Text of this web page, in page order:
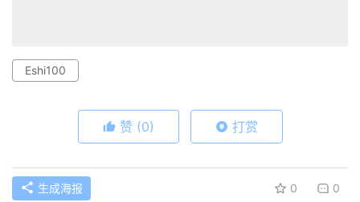
Eshi100
赞 (0) 打赏
生成海报 0 0